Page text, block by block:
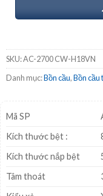
SKU:AC-2700 CW-H18VN
Danh mục:Bồn cầu,Bồn cầu
Mã SP
Kích thước bệt :
Kích thước nắp bệt
Tâm thoát